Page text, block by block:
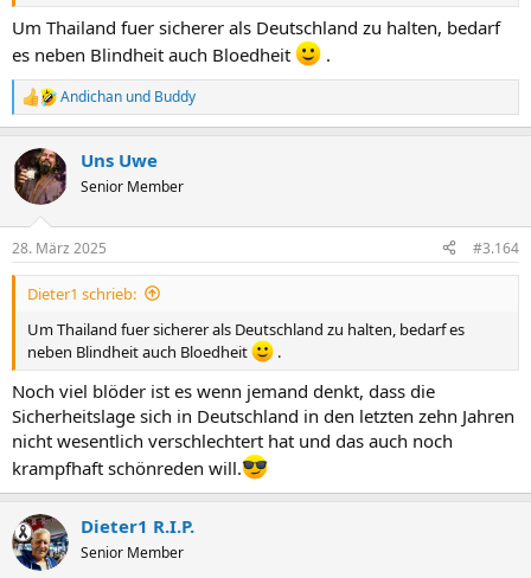
Um Thailand fuer sicherer als Deutschland zu halten, bedarf
es neben Blindheit auch Bloedheit
.
R
e
k
t
i
e
n
Andichan und Buddy
Uns Uwe
Senior Member
28. März 2025 #3.164
Dieter1 schrieb:
Um Thailand fuer sicherer als Deutschland zu halten, bedarf es
neben Blindheit auch Bloedheit
.
Noch viel blöder ist es wenn jemand denkt, dass die
Sicherheitslage sich in Deutschland in den letzten zehn Jahren
nicht wesentlich verschlechtert hat und das auch noch
krampfhaft schönreden will.
Dieter1 R.I.P.
Senior Member